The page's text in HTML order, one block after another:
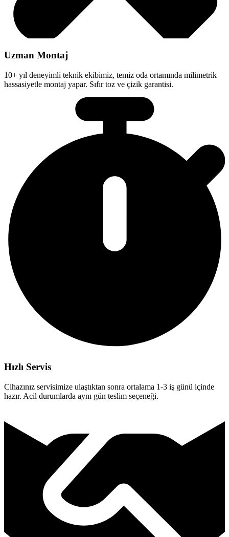
Uzman Montaj
10+ yıl deneyimli teknik ekibimiz, temiz oda ortamında milimetrik
hassasiyetle montaj yapar. Sıfır toz ve çizik garantisi.
Hızlı Servis
Cihazınız servisimize ulaştıktan sonra ortalama 1-3 iş günü içinde
hazır. Acil durumlarda aynı gün teslim seçeneği.